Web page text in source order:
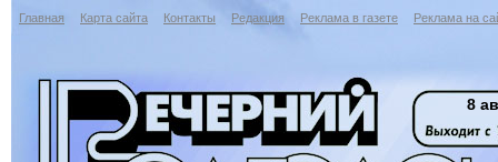
Главная Карта сайта Контакты Редакция Реклама в газете Реклама на
8